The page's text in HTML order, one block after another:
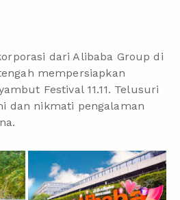
dari Alibaba Group di
mempersiapkan
Festival 11.11. Telusuri
dan nikmati pengalaman